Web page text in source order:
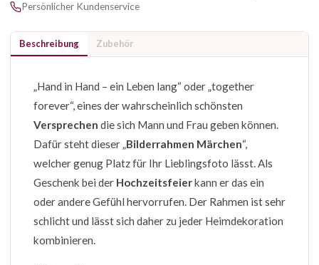
Persönlicher Kundenservice
Beschreibung Zubehör
„Hand in Hand – ein Leben lang“ oder „together
forever“, eines der wahrscheinlich schönsten
Versprechen die sich Mann und Frau geben können.
Dafür steht dieser „Bilderrahmen Märchen“,
welcher genug Platz für Ihr Lieblingsfoto lässt. Als
Geschenk bei der Hochzeitsfeierkann er das ein
oder andere Gefühl hervorrufen. Der Rahmen ist sehr
schlicht und lässt sich daher zu jeder Heimdekoration
kombinieren.